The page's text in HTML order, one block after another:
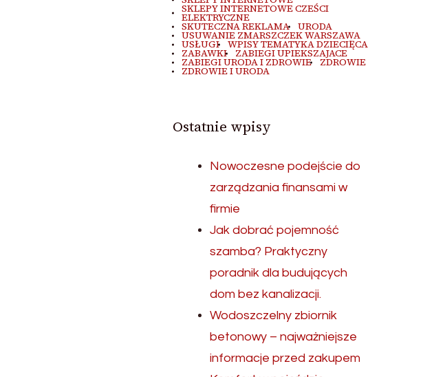
SKLEPY INTERNETOWE CZEŚCI
ELEKTRYCZNE
SKUTECZNA REKLAMA URODA
USUWANIE ZMARSZCZEK WARSZAWA
USŁUGI WPISY TEMATYKA DZIECIĘCA
ZABAWKI ZABIEGI UPIEKSZAJACE
ZABIEGI URODA I ZDROWIE ZDROWIE
ZDROWIE I URODA
Ostatnie wpisy
Nowoczesne podejście do
zarządzania finansami w
firmie
Jak dobrać pojemność
szamba? Praktyczny
poradnik dla budujących
dom bez kanalizacji.
Wodoszczelny zbiornik
betonowy – najważniejsze
informacje przed zakupem